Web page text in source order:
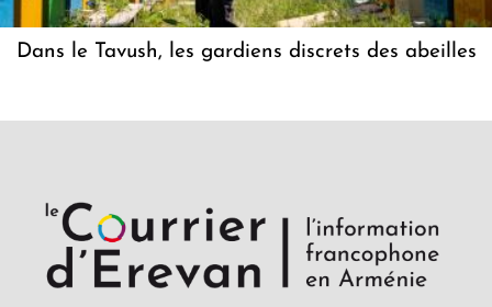
Dans le Tavush, les gardiens discrets des abeilles